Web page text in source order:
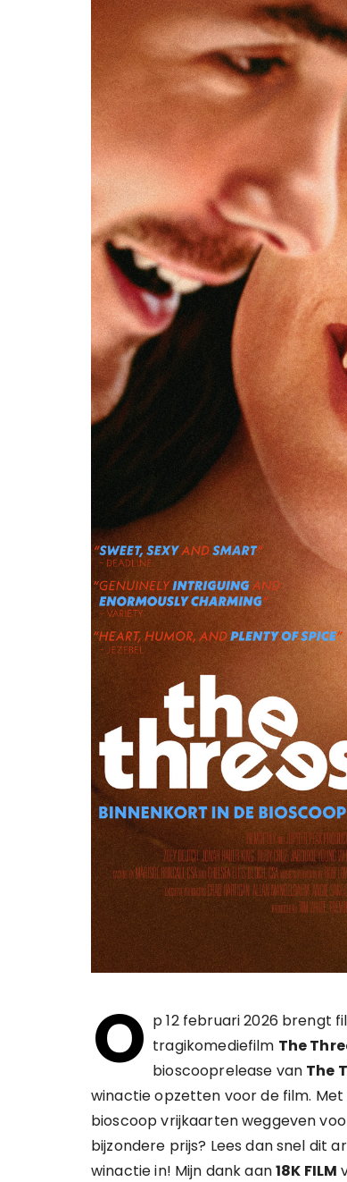
O p 12 februari 2026 brengt
tragikomediefilm The
bioscooprelease van The
winactie opzetten voor de film.
bioscoop vrijkaarten weggeven
bijzondere prijs? Lees dan snel dit
winactie in! Mijn dank aan18K FILM